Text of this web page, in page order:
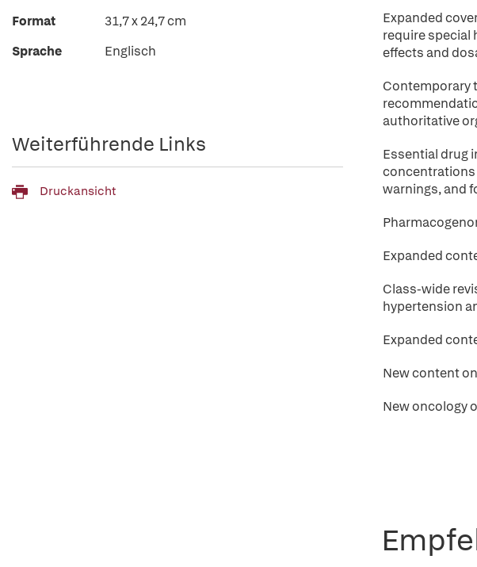
Expanded
require special
effects and
Contemporary
authoritative
Essential drug
concentrations
warnings, and
Expanded
Class-wide
hypertension
Expanded
New content
New oncology
Format
31,7 x 24,7 cm
Sprache
Englisch
Weiterführende Links
Druckansicht